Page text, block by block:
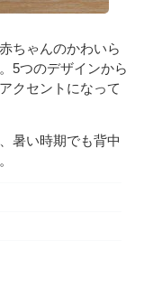
ちゃんのかわいら
5つのデザインから
クセントになって
暑い時期でも背中